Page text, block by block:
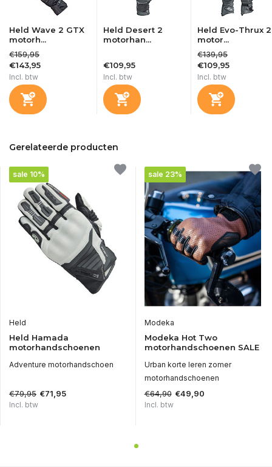
Held Wave 2 GTX
motorh...
€159,95
€143,95
Incl. btw
Held Desert 2
motorhan...
€109,95
Incl. btw
Held Evo-Thrux 2
motor...
€139,95
€109,95
Incl. btw
Gerelateerde producten
sale 10%
Held
Held Hamada
motorhandschoenen
Adventure motorhandschoen
€79,95 €71,95
Incl. btw
sale 23%
Modeka
Modeka Hot Two
motorhandschoenen SALE
Urban korte leren zomer
motorhandschoenen
€64,90 €49,90
Incl. btw